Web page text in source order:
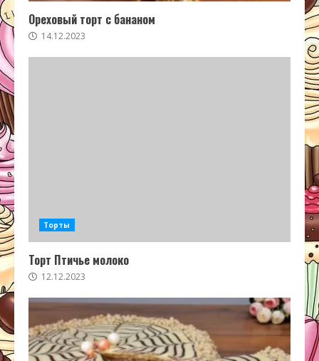
Ореховый торт с бананом
14.12.2023
Торты
Торт Птичье молоко
12.12.2023